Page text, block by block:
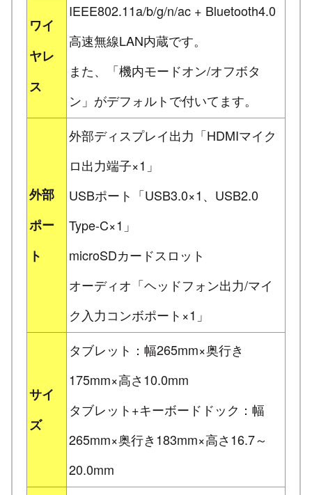
ワイ
ヤレ
ス
IEEE802.11a/b/g/n/ac + Bluetooth4.0
高速無線LAN内蔵です。
また、「機内モードオン/オフボタ
ン」がデフォルトで付いてます。
外部
ポー
ト
外部ディスプレイ出力「HDMIマイク
ロ出力端子×1」
USBポート「USB3.0×1、USB2.0
Type-C×1」
microSDカードスロット
オーディオ「ヘッドフォン出力/マイ
ク入力コンボポート×1」
サイ
ズ
タブレット：幅265mm×奥行き
175mm×高さ10.0mm
タブレット+キーボードドック：幅
265mm×奥行き183mm×高さ16.7～
20.0mm